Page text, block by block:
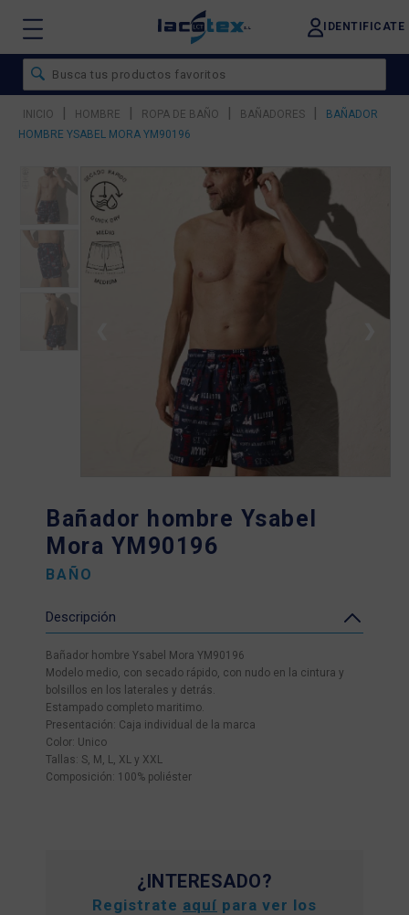
IDENTIFICATE
INICIO | HOMBRE | ROPA DE BAÑO | BAÑADORES |
BAÑADOR
HOMBRE YSABEL MORA YM90196
Bañador hombre Ysabel
Mora YM90196
BAÑO
Descripción
Bañador hombre Ysabel Mora YM90196
Modelo medio, con secado rápido, con nudo en la cintura y
bolsillos en los laterales y detrás.
Estampado completo maritimo.
Presentación: Caja individual de la marca
Color: Unico
Tallas: S, M, L, XL y XXL
Composición: 100% poliéster
¿INTERESADO?
Registrate aquí para ver los